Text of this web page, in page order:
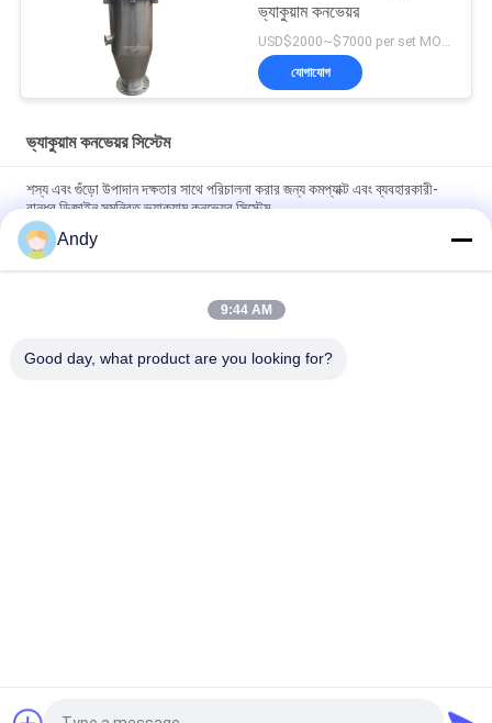
ভ্যাকুয়াম কনভেয়র
USD$2000~$7000 per set MOQ:1 সেট
যোগাযোগ
ভ্যাকুয়াম কনভেয়র সিস্টেম
শস্য এবং গুঁড়ো উপাদান দক্ষতার সাথে পরিচালনা করার জন্য কমপ্যাক্ট এবং ব্যবহারকারী-
বান্ধব ডিজাইন সমন্বিত ভ্যাকুয়াম কনভেয়র সিস্টেম
শিল্প প্রক্রিয়ায় কণিকাকার পদার্থের অবিচ্ছিন্ন খাওয়ানো এবং নিষ্কাশনের জন্য স্বয়ংক্রিয়
ভ্যাকুয়াম কনভেয়র সিস্টেম
ভ্যাকুয়াম কনভেয়র সিস্টেমগুলি ধুলো মুক্ত বন্ধ পাইপলাইন প্রযুক্তির সাথে পাউডার এবং
Andy
9:44 AM
Good day, what product are you looking for?